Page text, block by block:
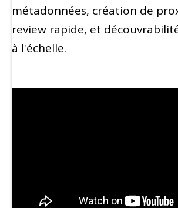
métadonnées, création de
review rapide, et
à l'échelle.